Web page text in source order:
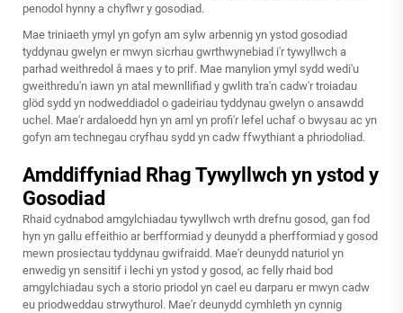
penodol hynny a chyflwr y gosodiad.
Mae triniaeth ymyl yn gofyn am sylw arbennig yn ystod gosodiad
tyddynau gwelyn er mwyn sicrhau gwrthwynebiad i'r tywyllwch a
parhad weithredol â maes y to prif. Mae manylion ymyl sydd wedi'u
gweithredu'n iawn yn atal mewnllifiad y gwlith tra'n cadw'r troiadau
glöd sydd yn nodweddiadol o gadeiriau tyddynau gwelyn o ansawdd
uchel. Mae'r ardaloedd hyn yn aml yn profi'r lefel uchaf o bwysau ac yn
gofyn am technegau cryfhau sydd yn cadw ffwythiant a phriodoliad.
Amddiffyniad Rhag Tywyllwch yn ystod y
Gosodiad
Rhaid cydnabod amgylchiadau tywyllwch wrth drefnu gosod, gan fod
hyn yn gallu effeithio ar berfformiad y deunydd a pherfformiad y gosod
mewn prosiectau tyddynau gwifraidd. Mae'r deunydd naturiol yn
enwedig yn sensitif i lechi yn ystod y gosod, ac felly rhaid bod
amgylchiadau sych a storio priodol yn cael eu darparu er mwyn cadw
eu priodweddau strwythurol. Mae'r deunydd cymhleth yn cynnig